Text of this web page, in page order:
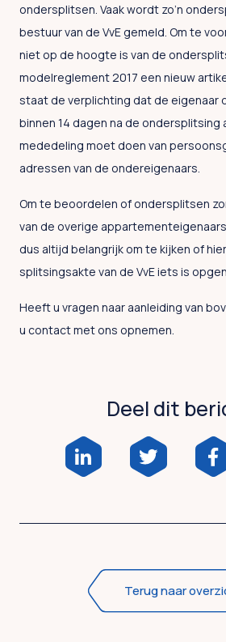
ondersplitsen. Vaak wordt zo’n
bestuur van de VvE gemeld. Om te
niet op de hoogte is van de
modelreglement 2017 een nieuw
staat de verplichting dat de eigenaar
binnen 14 dagen na de ondersplitsing
mededeling moet doen van
adressen van de ondereigenaars.
Om te beoordelen of ondersplitsen
van de overige
dus altijd belangrijk om te kijken of
splitsingsakte van de VvE iets is
Heeft u vragen naar aanleiding van
u contact met ons opnemen.
Deel dit
Terug naar